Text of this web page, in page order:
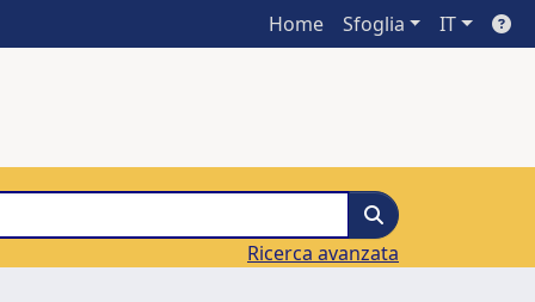
Home Sfoglia IT
Ricerca avanzata